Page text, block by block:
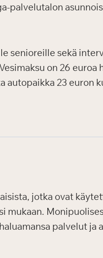
palvelutalon
senioreille sekä
on 26 euroa
autopaikka 23 euron
jotka ovat
mukaan.
palvelut ja